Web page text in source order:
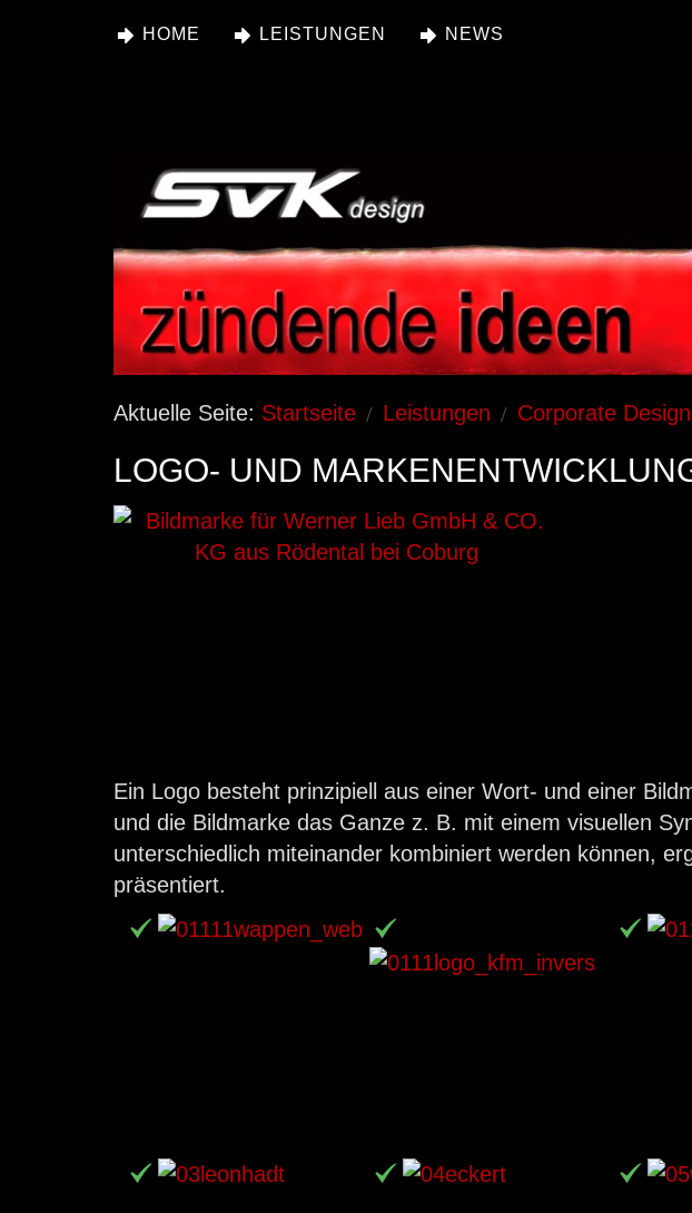
HOME LEISTUNGEN NEWS
Aktuelle Seite: Startseite Leistungen Corporate Design
LOGO- UND
Ein Logo besteht prinzipiell aus einer Wort- und einer
und die Bildmarke das Ganze z. B. mit einem visuellen
unterschiedlich miteinander kombiniert werden können,
präsentiert.